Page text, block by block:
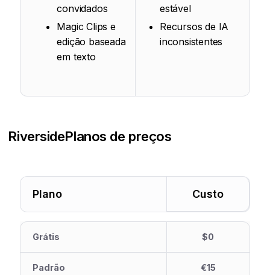
convidados
Magic Clips e
edição baseada
em texto
estável
Recursos de IA
inconsistentes
RiversidePlanos de preços
Plano Custo
Grátis $0
Padrão €15